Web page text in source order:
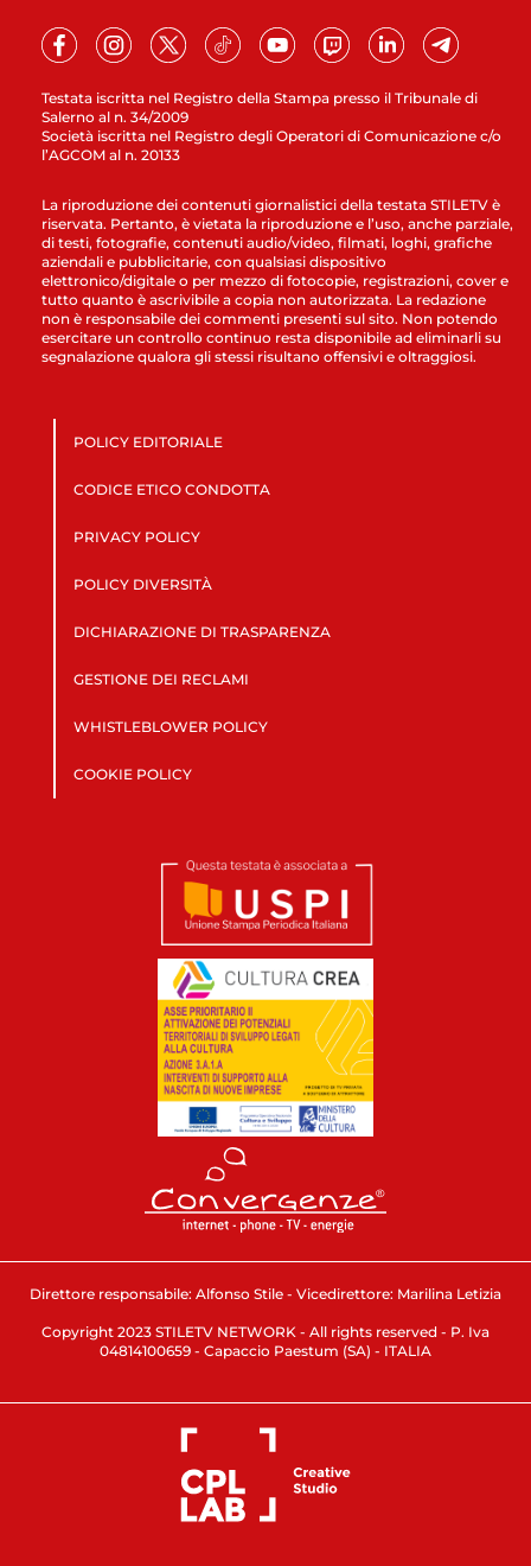
Testata iscritta nel Registro della Stampa presso il Tribunale di
Salerno al n. 34/2009
Società iscritta nel Registro degli Operatori di Comunicazione c/o
l’AGCOM al n. 20133
La riproduzione dei contenuti giornalistici della testata STILETV è
riservata. Pertanto, è vietata la riproduzione e l’uso, anche parziale,
di testi, fotografie, contenuti audio/video, filmati, loghi, grafiche
aziendali e pubblicitarie, con qualsiasi dispositivo
elettronico/digitale o per mezzo di fotocopie, registrazioni, cover e
tutto quanto è ascrivibile a copia non autorizzata. La redazione
non è responsabile dei commenti presenti sul sito. Non potendo
esercitare un controllo continuo resta disponibile ad eliminarli su
segnalazione qualora gli stessi risultano offensivi e oltraggiosi.
POLICY EDITORIALE
CODICE ETICO CONDOTTA
PRIVACY POLICY
POLICY DIVERSITÀ
DICHIARAZIONE DI TRASPARENZA
GESTIONE DEI RECLAMI
WHISTLEBLOWER POLICY
COOKIE POLICY
Direttore responsabile: Alfonso Stile - Vicedirettore: Marilina Letizia
Copyright 2023 STILETV NETWORK - All rights reserved - P. Iva
04814100659 - Capaccio Paestum (SA) - ITALIA